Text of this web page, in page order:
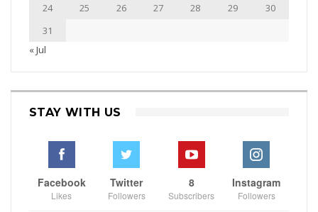
24
25 26 27 28 29
30
31
« Jul
STAY WITH US
Facebook
Likes
Twitter
Followers
8
Subscribers
Instagram
Followers